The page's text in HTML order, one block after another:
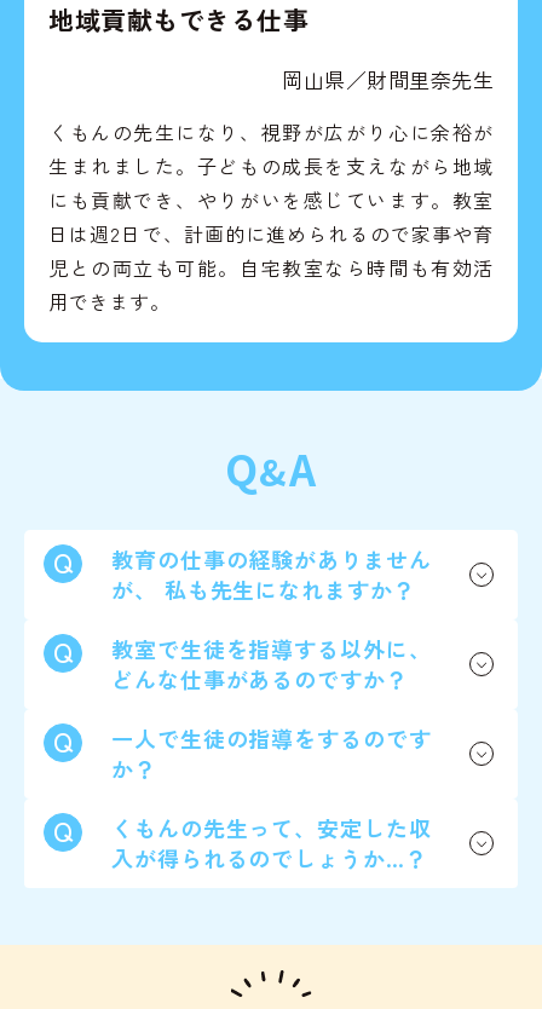
地域貢献もできる仕事
岡山県／財間里奈先生
くもんの先生になり、視野が広がり心に余裕が
生まれました。子どもの成長を支えながら地域
にも貢献でき、やりがいを感じています。教室
日は週2日で、計画的に進められるので家事や育
児との両立も可能。自宅教室なら時間も有効活
用できます。
Q&A
教育の仕事の経験がありません
が、
私も先生になれますか？
教室で生徒を指導する以外に、
どんな仕事があるのですか？
一人で生徒の指導をするのです
か？
くもんの先生って、安定した収
入が得られるのでしょうか…？